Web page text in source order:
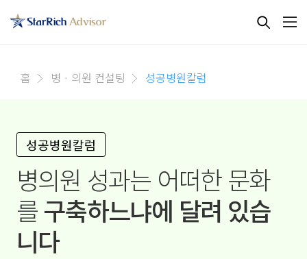
홈 병ㆍ의원 컨설팅 성공병원칼럼
성공병원칼럼
병의원 성과는 어떠한 문화
를구축하느냐에 달려 있습
니다